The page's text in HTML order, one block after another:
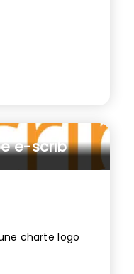
e-scrib
charte logo